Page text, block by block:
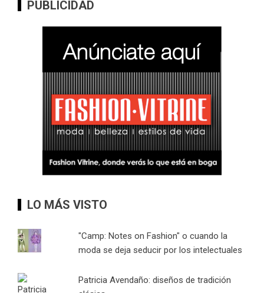
PUBLICIDAD
LO MÁS VISTO
"Camp: Notes on Fashion" o cuando la
moda se deja seducir por los intelectuales
Patricia Avendaño: diseños de tradición